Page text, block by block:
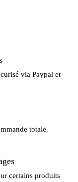
via Paypal et
totale.
certains produits